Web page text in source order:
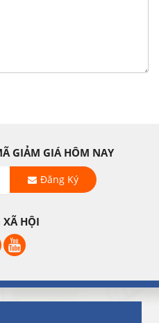
GIẢM GIÁ HÔM NAY
Đăng Ký
XÃ HỘI